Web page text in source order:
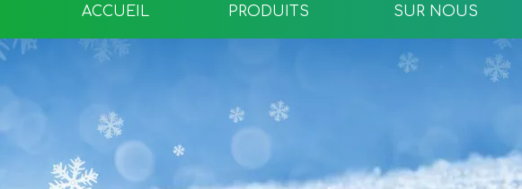
ACCUEIL PRODUITS SUR NOUS